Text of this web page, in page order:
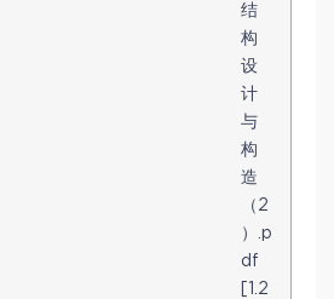
结
构
设
计
与
构
造
（2
）.p
df
[1.2